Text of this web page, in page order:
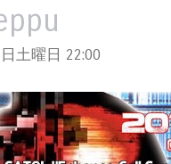
土曜日 22:00